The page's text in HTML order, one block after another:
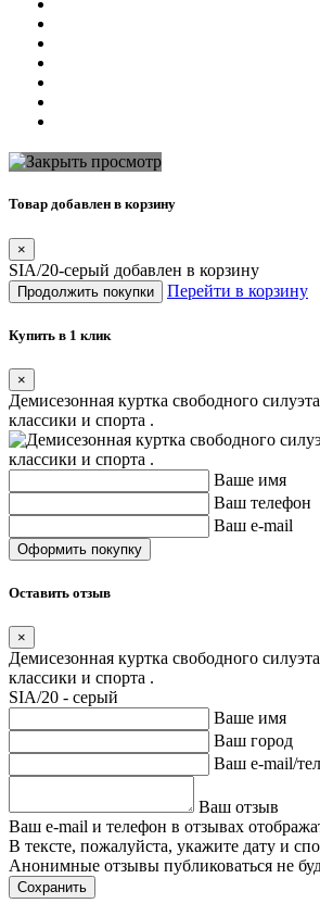
Товар добавлен в корзину
×
SIA/20-серый добавлен в корзину
Продолжить покупки Перейти в корзину
Купить в 1 клик
×
Демисезонная куртка свободного
классики и спорта .
Ваше имя
Ваш телефон
Ваш e-mail
Оставить отзыв
×
Демисезонная куртка свободного
классики и спорта .
SIA/20 - серый
Ваше имя
Ваш город
Ваш e-mail/
Ваш отзыв
Ваш e-mail и телефон в отзывах
В тексте, пожалуйста, укажите дату и
Анонимные отзывы публиковаться не
Сохранить